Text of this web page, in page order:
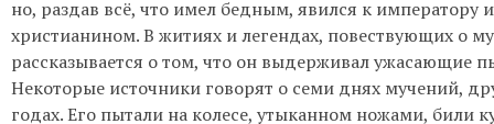
но, раздав всё, что имел бедным, явился к императору
христианином. В житиях и легендах, повествующих о
рассказывается о том, что он выдерживал ужасающие
Некоторые источники говорят о семи днях мучений,
годах. Его пытали на колесе, утыканном ножами, били